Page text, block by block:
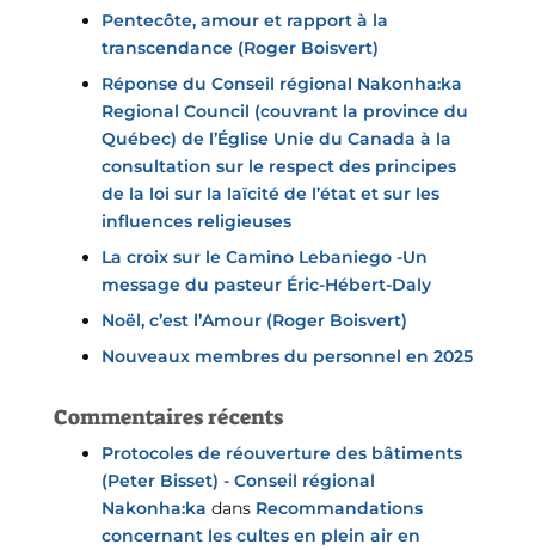
Pentecôte, amour et rapport à la
transcendance (Roger Boisvert)
Réponse du Conseil régional Nakonha:ka
Regional Council (couvrant la province du
Québec) de l’Église Unie du Canada à la
consultation sur le respect des principes
de la loi sur la laïcité de l’état et sur les
influences religieuses
La croix sur le Camino Lebaniego -Un
message du pasteur Éric-Hébert-Daly
Noël, c’est l’Amour (Roger Boisvert)
Nouveaux membres du personnel en 2025
Commentaires récents
Protocoles de réouverture des bâtiments
(Peter Bisset) - Conseil régional
Nakonha:ka dans Recommandations
concernant les cultes en plein air en